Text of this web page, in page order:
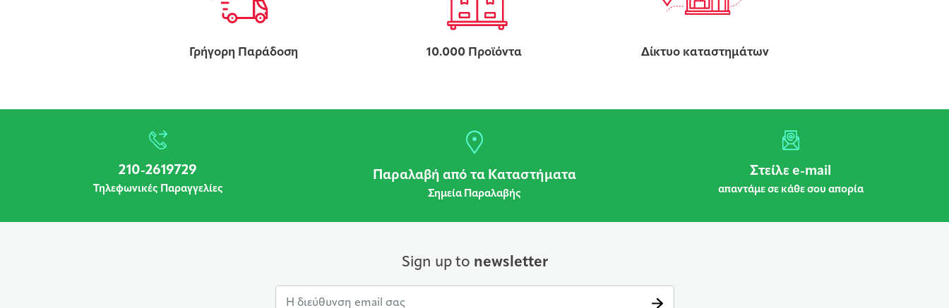
Γρήγορη Παράδοση 10.000 Προϊόντα Δίκτυο καταστημάτων
210-2619729
Τηλεφωνικές Παραγγελίες
Παραλαβή από τα Καταστήματα
Σημεία Παραλαβής
Στείλε e-mail
απαντάμε σε κάθε σου απορία
Sign up to newsletter